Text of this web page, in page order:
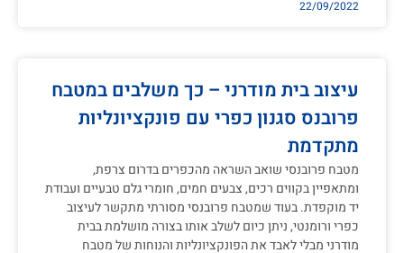
22/09/2022
עיצוב בית מודרני – כך משלבים במטבח
פרובנס סגנון כפרי עם פונקציונליות
מתקדמת
מטבח פרובנסי שואב השראה מהכפרים בדרום צרפת,
ומתאפיין בקווים רכים, צבעים חמים, חומרי גלם טבעיים ועבודת
יד מוקפדת. בעוד שמטבח פרובנסי מסורתי מתקשר לעיצוב
כפרי ורומנטי, ניתן כיום לשלב אותו בצורה מושלמת בבית
מודרני מבלי לאבד את הפונקציונליות והנוחות של מטבח